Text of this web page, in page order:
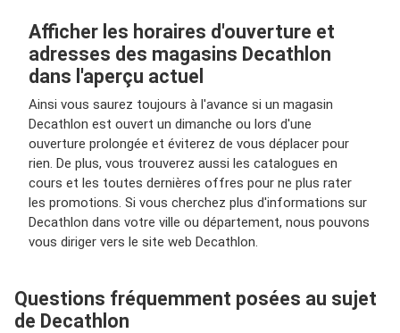
Afficher les horaires d'ouverture et
adresses des magasins Decathlon
dans l'aperçu actuel
Ainsi vous saurez toujours à l'avance si un magasin
Decathlon est ouvert un dimanche ou lors d'une
ouverture prolongée et éviterez de vous déplacer pour
rien. De plus, vous trouverez aussi les catalogues en
cours et les toutes dernières offres pour ne plus rater
les promotions. Si vous cherchez plus d'informations sur
Decathlon dans votre ville ou département, nous pouvons
vous diriger vers le site web Decathlon.
Questions fréquemment posées au sujet
de Decathlon